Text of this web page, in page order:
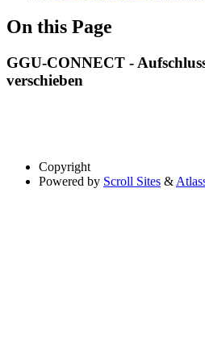
On this Page
GGU-CONNECT -
verschieben
Copyright
Powered by Scroll Sites &